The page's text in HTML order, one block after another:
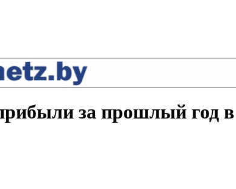
за прошлый год